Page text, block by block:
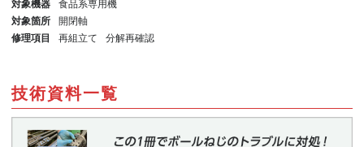
技術資料一覧
対象機器
食品系専用機
対象箇所
開閉軸
修理項目
再組立て 分解再確認